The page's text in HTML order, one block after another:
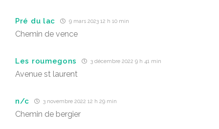
Pré du lac 9 mars 2023 12 h 10 min
Chemin de vence
Les roumegons 3 décembre 2022 9 h 41 min
Avenue st laurent
n/c 3 novembre 2022 12 h 29 min
Chemin de bergier